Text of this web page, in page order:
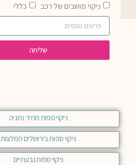
ניקוי מושבים של רכב
כללי
שליחה
ניקוי ספות מחיר נתניה
ניקוי ספות בירושלים המלצות
ניקוי ספות גבעתיים